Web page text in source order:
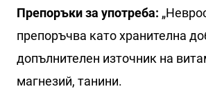
Препоръки за употреба:
препоръчва като хранителна
допълнителен източник на
магнезий, танини.